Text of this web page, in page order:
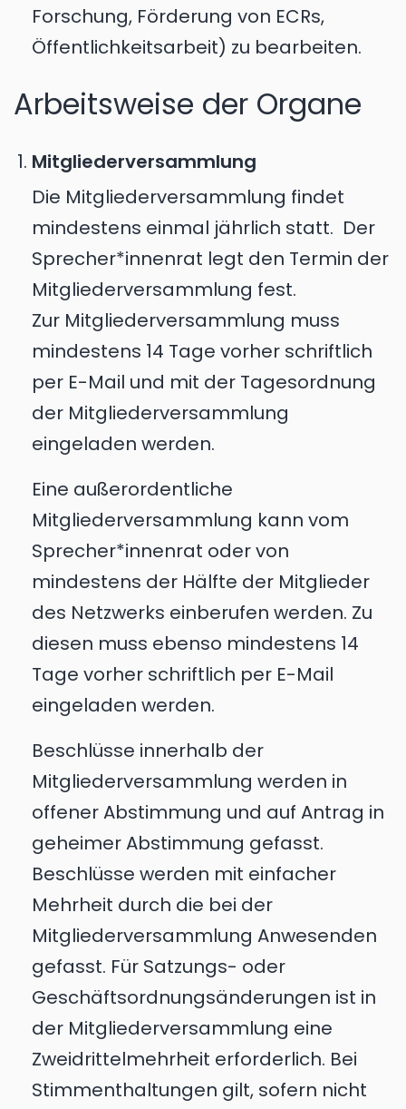
Forschung, Förderung von ECRs,
Öffentlichkeitsarbeit) zu bearbeiten.
Arbeitsweise der Organe
Mitgliederversammlung
Die Mitgliederversammlung findet
mindestens einmal jährlich statt. Der
Sprecher*innenrat legt den Termin der
Mitgliederversammlung fest.
Zur Mitgliederversammlung muss
mindestens 14 Tage vorher schriftlich
per E-Mail und mit der Tagesordnung
der Mitgliederversammlung
eingeladen werden.
Eine außerordentliche
Mitgliederversammlung kann vom
Sprecher*innenrat oder von
mindestens der Hälfte der Mitglieder
des Netzwerks einberufen werden. Zu
diesen muss ebenso mindestens 14
Tage vorher schriftlich per E-Mail
eingeladen werden.
Beschlüsse innerhalb der
Mitgliederversammlung werden in
offener Abstimmung und auf Antrag in
geheimer Abstimmung gefasst.
Beschlüsse werden mit einfacher
Mehrheit durch die bei der
Mitgliederversammlung Anwesenden
gefasst. Für Satzungs- oder
Geschäftsordnungsänderungen ist in
der Mitgliederversammlung eine
Zweidrittelmehrheit erforderlich. Bei
Stimmenthaltungen gilt, sofern nicht